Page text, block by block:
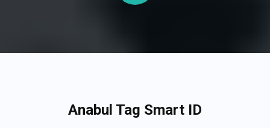
Anabul Tag Smart ID